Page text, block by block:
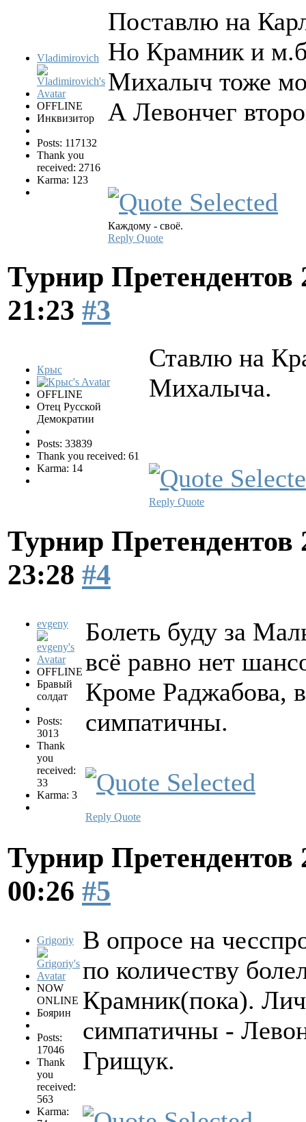
Vladimirovich
OFFLINE
Инквизитор
Posts: 117132
Thank you
received: 2716
Karma: 123
Поставлю на
Но Крамник и
Михалыч тоже
А Левончег
Каждому - своё.
Reply Quote
Турнир
21:23 #3
Крыс
OFFLINE
Отец Русской
Демократии
Posts: 33839
Thank you received: 61
Karma: 14
Ставлю на
Михалыча.
Reply Quote
Турнир
23:28 #4
evgeny
OFFLINE
Бравый
солдат
Posts:
3013
Thank
you
received:
33
Karma: 3
Болеть буду за
всё равно нет
Кроме Раджабова,
симпатичны.
Reply Quote
Турнир
00:26 #5
Grigoriy
NOW
ONLINE
Боярин
Posts:
17046
Thank
you
received:
563
Karma:
В опросе на
по количеству
Крамник(пока).
симпатичны -
Грищук.